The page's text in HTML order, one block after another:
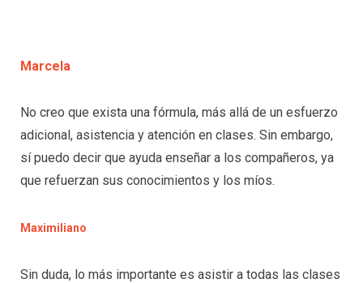
Marcela
No creo que exista una fórmula, más allá de un esfuerzo
adicional, asistencia y atención en clases. Sin embargo,
sí puedo decir que ayuda enseñar a los compañeros, ya
que refuerzan sus conocimientos y los míos.
Maximiliano
Sin duda, lo más importante es asistir a todas las clases